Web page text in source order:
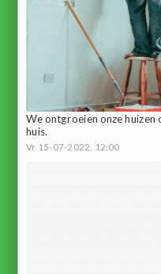
We ontgroeien onze huizen
huis.
Vr 15-07-2022, 12:00